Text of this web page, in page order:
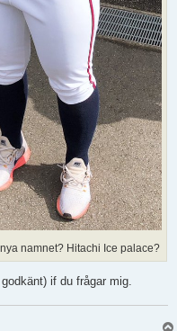
namnet? Hitachi Ice palace?
if du frågar mig.